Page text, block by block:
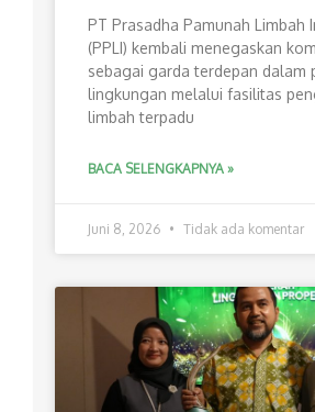
PT Prasadha Pamunah Limbah
(PPLI) kembali menegaskan
sebagai garda terdepan dalam
lingkungan melalui fasilitas
limbah terpadu
BACA SELENGKAPNYA »
Juni 8, 2026 Tidak ada komentar